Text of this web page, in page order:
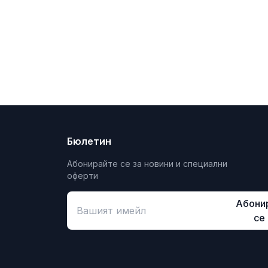
Бюлетин
Абонирайте се за новини и специални
оферти
се